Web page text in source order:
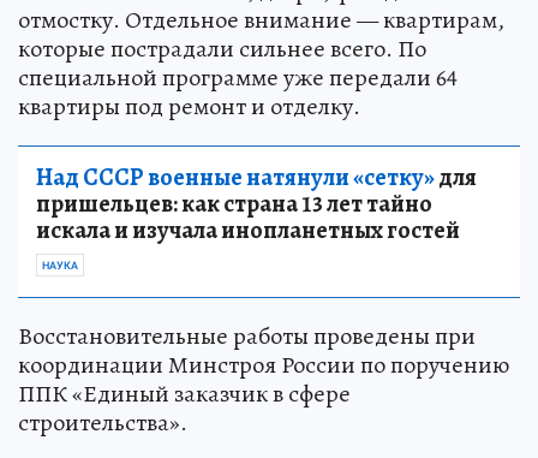
отмостку. Отдельное внимание — квартирам,
которые пострадали сильнее всего. По
специальной программе уже передали 64
квартиры под ремонт и отделку.
Над СССР военные натянули «сетку»для
пришельцев: как страна 13 лет тайно
искала и изучала инопланетных гостей
НАУКА
Восстановительные работы проведены при
координации Минстроя России по поручению
ППК «Единый заказчик в сфере
строительства».